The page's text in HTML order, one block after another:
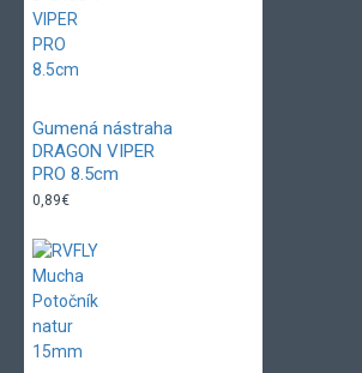
Gumená nástraha
DRAGON VIPER
PRO 8.5cm
0,89€